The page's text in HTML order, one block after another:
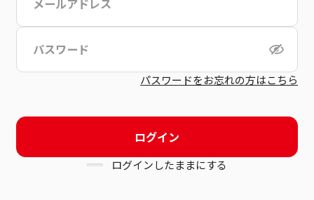
こちら
パスワードをお忘れの方はこちら
ログイン
ログインしたままにする